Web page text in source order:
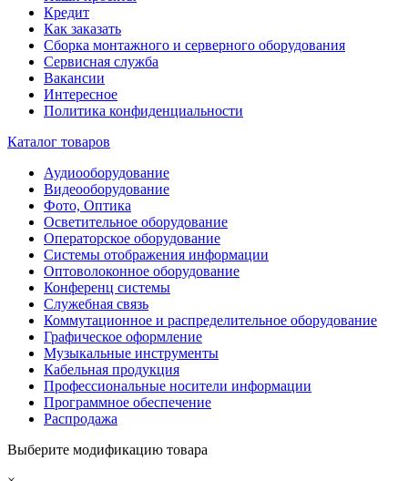
Кредит
Как заказать
Сборка монтажного и серверного оборудования
Сервисная служба
Вакансии
Интересное
Политика конфиденциальности
Каталог товаров
Аудиооборудование
Видеооборудование
Фото, Оптика
Осветительное оборудование
Операторское оборудование
Системы отображения информации
Оптоволоконное оборудование
Конференц системы
Служебная связь
Коммутационное и распределительное оборудование
Графическое оформление
Музыкальные инструменты
Кабельная продукция
Профессиональные носители информации
Программное обеспечение
Распродажа
Выберите модификацию товара